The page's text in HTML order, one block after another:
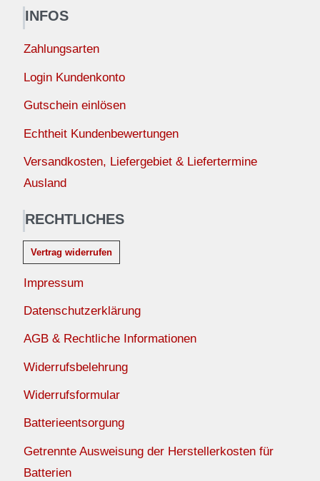
INFOS
Zahlungsarten
Login Kundenkonto
Gutschein einlösen
Echtheit Kundenbewertungen
Versandkosten, Liefergebiet & Liefertermine
Ausland
RECHTLICHES
Vertrag widerrufen
Impressum
Datenschutzerklärung
AGB & Rechtliche Informationen
Widerrufsbelehrung
Widerrufsformular
Batterieentsorgung
Getrennte Ausweisung der Herstellerkosten für
Batterien